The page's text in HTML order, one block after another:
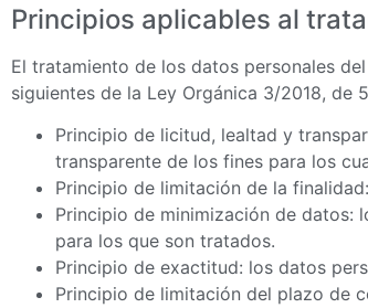
Principios aplicables al
El tratamiento de los datos personales
siguientes de la Ley Orgánica 3/2018, de
Principio de licitud, lealtad y
transparente de los fines para los
Principio de limitación de la
Principio de minimización de datos:
para los que son tratados.
Principio de exactitud: los datos
Principio de limitación del plazo de